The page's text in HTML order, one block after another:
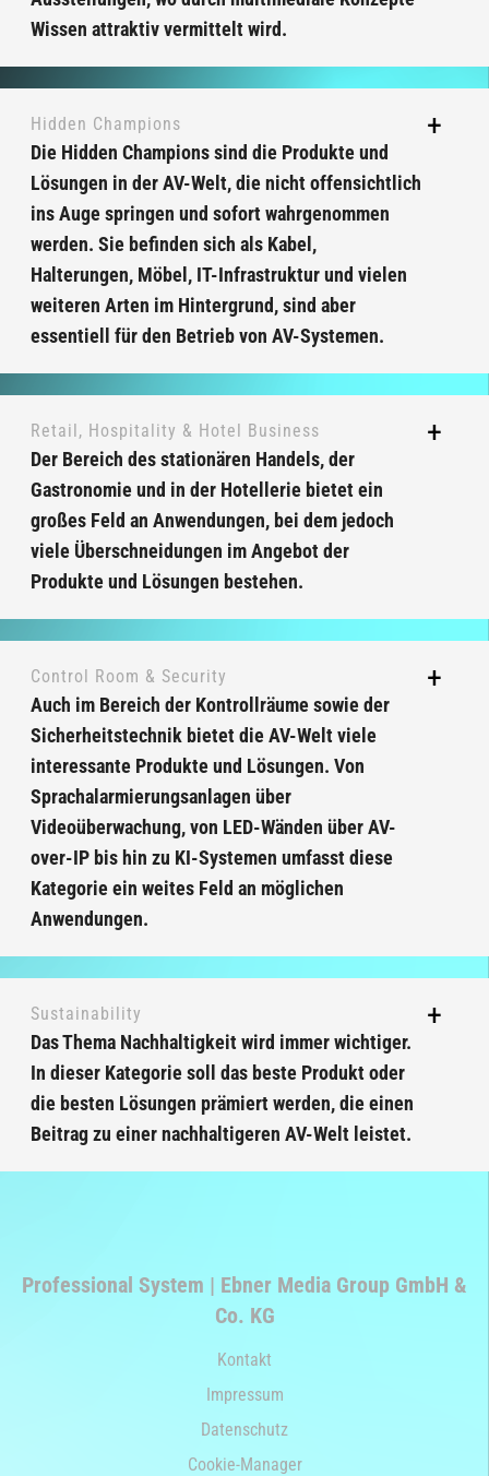
Wissen attraktiv vermittelt wird.
Hidden Champions
Die Hidden Champions sind die Produkte und
Lösungen in der AV-Welt, die nicht offensichtlich
ins Auge springen und sofort wahrgenommen
werden. Sie befinden sich als Kabel,
Halterungen, Möbel, IT-Infrastruktur und vielen
weiteren Arten im Hintergrund, sind aber
essentiell für den Betrieb von AV-Systemen.
Retail, Hospitality & Hotel Business
Der Bereich des stationären Handels, der
Gastronomie und in der Hotellerie bietet ein
großes Feld an Anwendungen, bei dem jedoch
viele Überschneidungen im Angebot der
Produkte und Lösungen bestehen.
Control Room & Security
Auch im Bereich der Kontrollräume sowie der
Sicherheitstechnik bietet die AV-Welt viele
interessante Produkte und Lösungen. Von
Sprachalarmierungsanlagen über
Videoüberwachung, von LED-Wänden über AV-
over-IP bis hin zu KI-Systemen umfasst diese
Kategorie ein weites Feld an möglichen
Anwendungen.
Sustainability
Das Thema Nachhaltigkeit wird immer wichtiger.
In dieser Kategorie soll das beste Produkt oder
die besten Lösungen prämiert werden, die einen
Beitrag zu einer nachhaltigeren AV-Welt leistet.
Professional System | Ebner Media Group GmbH &
Co. KG
Kontakt
Impressum
Datenschutz
Cookie-Manager